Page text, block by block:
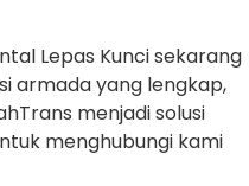
Lepas Kunci sekarang
armada yang lengkap,
menjadi solusi
menghubungi kami